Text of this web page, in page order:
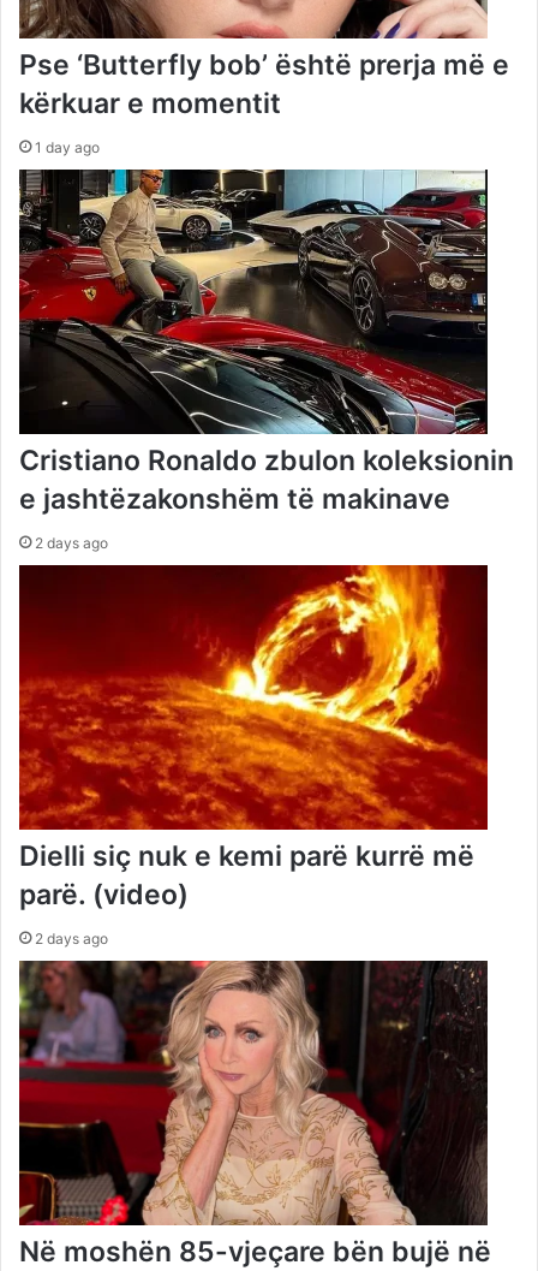
Pse ‘Butterfly bob’ është prerja më e
kërkuar e momentit
1 day ago
Cristiano Ronaldo zbulon koleksionin
e jashtëzakonshëm të makinave
2 days ago
Dielli siç nuk e kemi parë kurrë më
parë. (video)
2 days ago
Në moshën 85-vjeçare bën bujë në